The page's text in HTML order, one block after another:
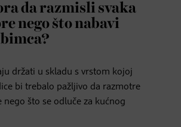
da razmisli svaka
nego što nabavi
držati u skladu s vrstom kojoj
bi trebalo pažljivo da razmotre
nego što se odluče za kućnog